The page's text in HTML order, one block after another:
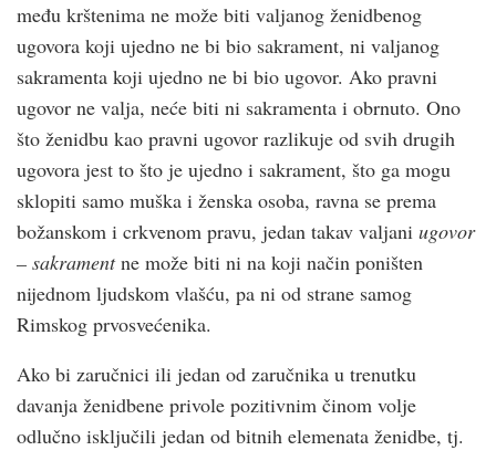
među krštenima ne može biti valjanog ženidbenog
ugovora koji ujedno ne bi bio sakrament, ni valjanog
sakramenta koji ujedno ne bi bio ugovor. Ako pravni
ugovor ne valja, neće biti ni sakramenta i obrnuto. Ono
što ženidbu kao pravni ugovor razlikuje od svih drugih
ugovora jest to što je ujedno i sakrament, što ga mogu
sklopiti samo muška i ženska osoba, ravna se prema
božanskom i crkvenom pravu, jedan takav valjani ugovor
– sakramentne može biti ni na koji način poništen
nijednom ljudskom vlašću, pa ni od strane samog
Rimskog prvosvećenika.
Ako bi zaručnici ili jedan od zaručnika u trenutku
davanja ženidbene privole pozitivnim činom volje
odlučno isključili jedan od bitnih elemenata ženidbe, tj.